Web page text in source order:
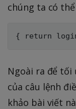
chúng ta có
Ngoài ra để tối
của câu lệnh
khảo bài viết